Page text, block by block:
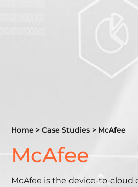
Home >Case Studies > McAfee
McAfee
McAfee is the device-to-cloud